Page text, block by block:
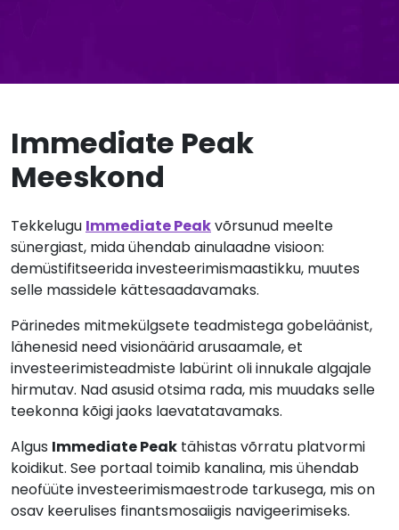
Immediate Peak
Meeskond
Tekkelugu Immediate Peakvõrsunud meelte
sünergiast, mida ühendab ainulaadne visioon:
demüstifitseerida investeerimismaastikku, muutes
selle massidele kättesaadavamaks.
Pärinedes mitmekülgsete teadmistega gobeläänist,
lähenesid need visionäärid arusaamale, et
investeerimisteadmiste labürint oli innukale algajale
hirmutav. Nad asusid otsima rada, mis muudaks selle
teekonna kõigi jaoks laevatatavamaks.
Algus Immediate Peak tähistas võrratu platvormi
koidikut. See portaal toimib kanalina, mis ühendab
neofüüte investeerimismaestrode tarkusega, mis on
osav keerulises finantsmosaiigis navigeerimiseks.